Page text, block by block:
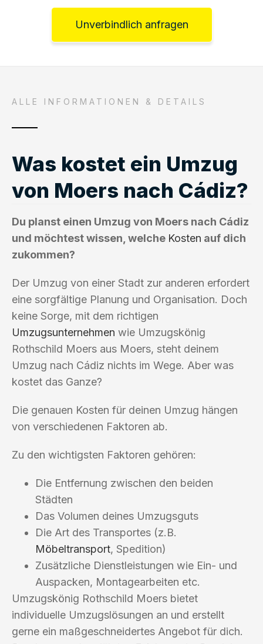
Unverbindlich anfragen
ALLE INFORMATIONEN & DETAILS
Was kostet ein Umzug
von Moers nach Cádiz?
Du planst einen Umzug von Moers nach Cádiz
und möchtest wissen, welche Kosten auf dich
zukommen?
Der Umzug von einer Stadt zur anderen erfordert
eine sorgfältige Planung und Organisation. Doch
keine Sorge, mit dem richtigen
Umzugsunternehmen wie Umzugskönig
Rothschild Moers aus Moers, steht deinem
Umzug nach Cádiz nichts im Wege. Aber was
kostet das Ganze?
Die genauen Kosten für deinen Umzug hängen
von verschiedenen Faktoren ab.
Zu den wichtigsten Faktoren gehören:
Die Entfernung zwischen den beiden
Städten
Das Volumen deines Umzugsguts
Die Art des Transportes (z.B.
Möbeltransport, Spedition)
Zusätzliche Dienstleistungen wie Ein- und
Auspacken, Montagearbeiten etc.
Umzugskönig Rothschild Moers bietet
individuelle Umzugslösungen an und erstellt
gerne ein maßgeschneidertes Angebot für dich.